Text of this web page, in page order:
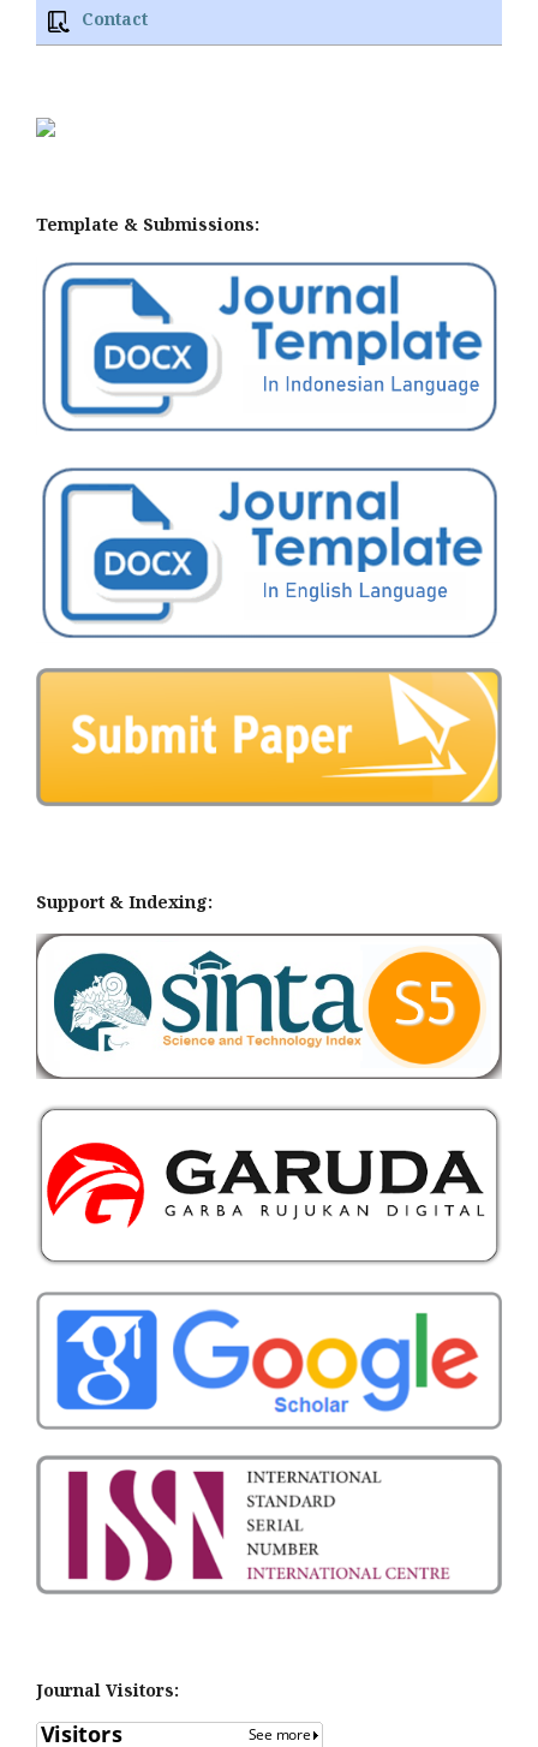
Contact
Template & Submissions:
Support & Indexing:
Journal Visitors: